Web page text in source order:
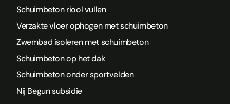
Schuimbeton riool vullen
Verzakte vloer ophogen met schuimbeton
Zwembad isoleren met schuimbeton
Schuimbeton op het dak
Schuimbeton onder sportvelden
Nij Begun subsidie